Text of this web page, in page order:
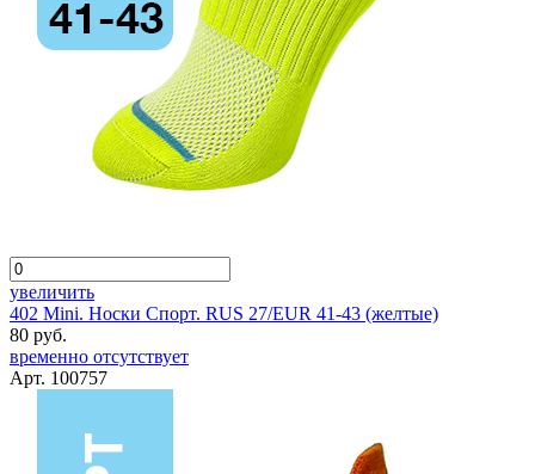
увеличить
402 Mini. Носки Спорт. RUS 27/EUR 41-43 (желтые)
80 руб.
временно отсутствует
Арт. 100757